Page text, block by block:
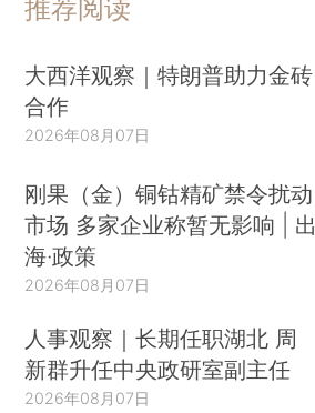
推荐阅读
大西洋观察｜特朗普助力金砖
合作
2026年08月07日
刚果（金）铜钴精矿禁令扰动
市场 多家企业称暂无影响 | 出
海·政策
2026年08月07日
人事观察｜长期任职湖北 周
新群升任中央政研室副主任
2026年08月07日